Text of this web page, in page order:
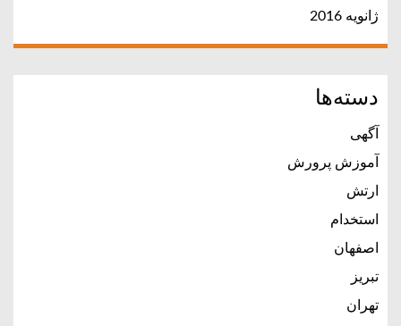
ژانویه 2016
دسته‌ها
آگهی
آموزش پرورش
ارتش
استخدام
اصفهان
تبریز
تهران